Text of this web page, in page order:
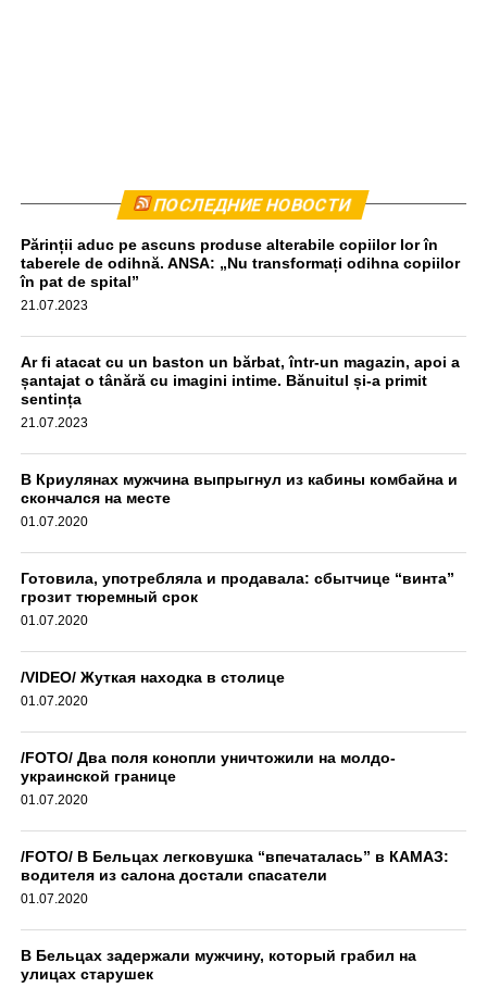
Комбайн был остановлен приблизительно в 440
метрах от места происшествия. Водитель прошел тест
на алкоголь, результат оказался отрицательным,
передаёт unimedia.info. Все обстоятельства инцидента
выясняются.
ПОСЛЕДНИЕ НОВОСТИ
Părinții aduc pe ascuns produse alterabile copiilor lor în
taberele de odihnă. ANSA: „Nu transformați odihna copiilor
în pat de spital”
21.07.2023
Ar fi atacat cu un baston un bărbat, într-un magazin, apoi a
șantajat o tânără cu imagini intime. Bănuitul și-a primit
sentința
21.07.2023
В Криулянах мужчина выпрыгнул из кабины комбайна и
скончался на месте
01.07.2020
Готовила, употребляла и продавала: сбытчице “винта”
грозит тюремный срок
01.07.2020
/VIDEO/ Жуткая находка в столице
01.07.2020
/FOTO/ Два поля конопли уничтожили на молдо-
украинской границе
01.07.2020
/FOTO/ В Бельцах легковушка “впечаталась” в КАМАЗ:
водителя из салона достали спасатели
01.07.2020
В Бельцах задержали мужчину, который грабил на
улицах старушек